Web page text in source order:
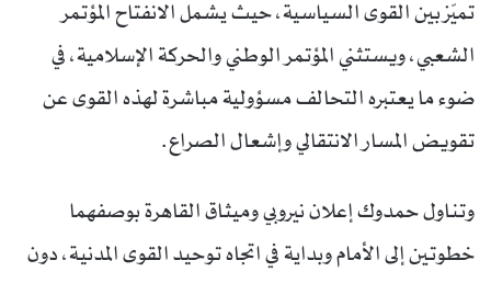
تميّز بين القوى السياسية، حيث يشمل الانفتاح المؤتمر
الشعبي، ويستثني المؤتمر الوطني والحركة الإسلامية، في
ضوء ما يعتبره التحالف مسؤولية مباشرة لهذه القوى عن
تقويض المسار الانتقالي وإشعال الصراع.
وتناول حمدوك إعلان نيروبي وميثاق القاهرة بوصفهما
خطوتين إلى الأمام وبداية في اتجاه توحيد القوى المدنية، دون